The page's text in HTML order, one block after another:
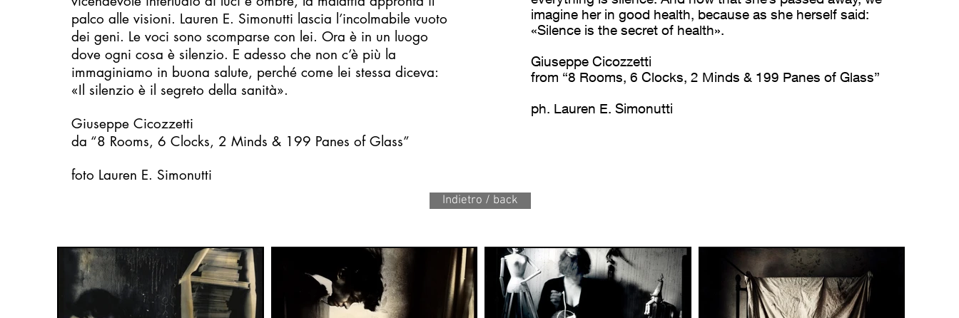
palco alle visioni. Lauren E. Simonutti lascia l’incolmabile vuoto
dei geni. Le voci sono scomparse con lei. Ora è in un luogo
dove ogni cosa è silenzio. E adesso che non c’è più la
immaginiamo in buona salute, perché come lei stessa diceva:
«Il silenzio è il segreto della sanità».
Giuseppe Cicozzetti
da “8 Rooms, 6 Clocks, 2 Minds & 199 Panes of Glass”
foto Lauren E. Simonutti
imagine her in good health, because as she herself said:
«Silence is the secret of health».
Giuseppe Cicozzetti
from “8 Rooms, 6 Clocks, 2 Minds & 199 Panes of Glass”
ph. Lauren E. Simonutti
Indietro / back